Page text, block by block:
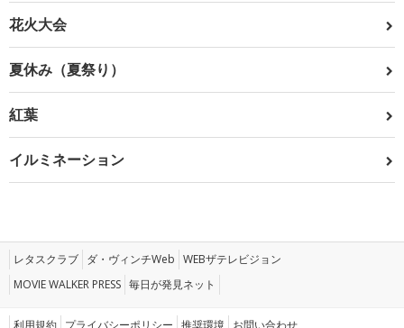
花火大会
夏休み（夏祭り）
紅葉
イルミネーション
レタスクラブ ダ・ヴィンチWeb WEBザテレビジョン
MOVIE WALKER PRESS 毎日が発見ネット
利用規約 プライバシーポリシー 推奨環境 お問い合わせ